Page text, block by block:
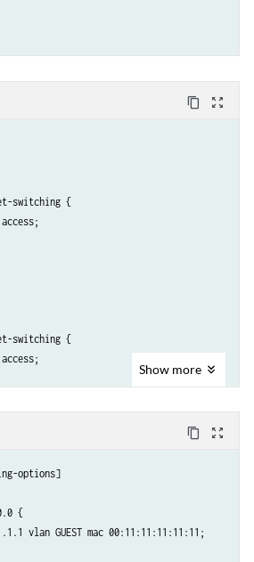
content_copy zoom_out_map
switching {
switching {
switching {
GUEST;
Show more
content_copy zoom_out_map
options]
{
vlan GUEST mac 00:11:11:11:11:11;